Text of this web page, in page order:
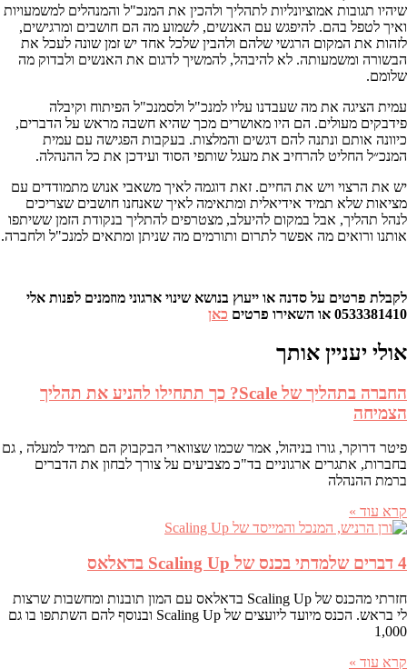
שיהיו תגובות אמוציונליות לתהליך ולהכין את המנכ"ל והמנהלים למשמעויות
ואיך לטפל בהם. להיפגש עם האנשים, לשמוע מה הם חושבים ומרגישים,
לזהות את המקום הרגשי שלהם ולהבין שלכל אחד יש זמן שונה לעכל את
הבשורה ומשמעותה. לא להיבהל, להמשיך לדגום את האנשים ולבדוק מה
שלומם.
עמית הציגה את מה שעבדנו עליו למנכ"ל ולסמנכ"ל הפיתוח וקיבלה
פידבקים מעולים. הם היו מאושרים מכך שהיא חשבה מראש על הדברים,
כיוונה אותם ונתנה להם דגשים והמלצות. בעקבות הפגישה עם עמית
המנכ״ל החליט להרחיב את מעגל שותפי הסוד ועידכן את כל ההנהלה.
יש את הרצוי ויש את החיים. זאת דוגמה לאיך משאבי אנוש מתמודדים עם
מציאות שלא תמיד אידיאלית ומתאימה לאיך שאנחנו חושבים שצריכים
לנהל תהליך, אבל במקום להיעלב, מצטרפים להתליך בנקודת הזמן ששיתפו
אותנו ורואים מה אפשר לתרום ותורמים מה שניתן ומתאים למנכ"ל ולחברה.
לקבלת פרטים על סדנה או ייעוץ בנושא שינוי ארגוני מוזמנים לפנות אלי
0533381410 או השאירו פרטים
כאן
אולי יעניין אותך
החברה בתהליך של Scale? כך תתחילו להניע את תהליך
הצמיחה
פיטר דרוקר, גורו בניהול, אמר שכמו שצווארי הבקבוק הם תמיד למעלה , גם
בחברות, אתגרים ארגוניים בד"כ מצביעים על צורך לבחון את הדברים
ברמת ההנהלה
קרא עוד »
4 דברים שלמדתי בכנס של Scaling Up בדאלאס
חזרתי מהכנס של Scaling Up בדאלאס עם המון תובנות ומחשבות שרצות
לי בראש. הכנס מיועד ליועצים של Scaling Up ובנוסף להם השתתפו בו גם
1,000
קרא עוד »